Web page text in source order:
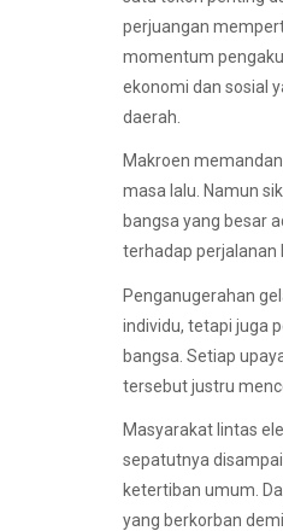
perjuangan
momentum
ekonomi dan sosial
daerah.
Makroen
masa lalu. Namun
bangsa yang besar
terhadap perjalanan
Penganugerahan
individu, tetapi juga
bangsa. Setiap
tersebut justru
Masyarakat lintas
sepatutnya
ketertiban umum.
yang berkorban